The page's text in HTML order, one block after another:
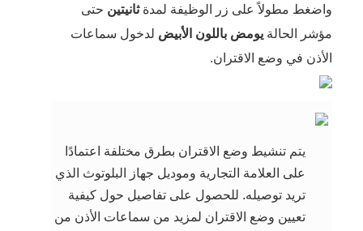
واضغط مطولاً على زر الوظيفة لمدةثانيتين حتى
مؤشر الحالةيومض باللون الأبيض لدخول سماعات
الأذن في وضع الاقتران.
يتم تنشيط وضع الاقتران بطرق مختلفة اعتمادًا
على العلامة التجارية وموديل جهاز البلوتوث الذي
تريد توصيله. للحصول على تفاصيل حول كيفية
تعيين وضع الاقتران لمزيد من سماعات الأذن من